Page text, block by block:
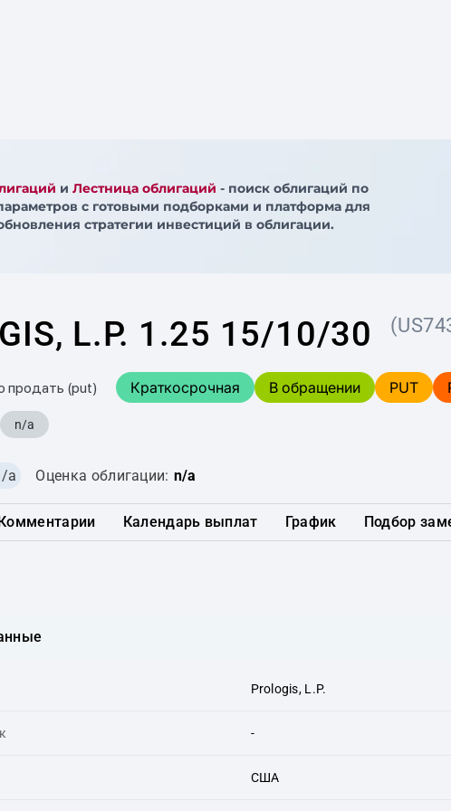
и Лестница облигаций - поиск облигаций по
с готовыми подборками и платформа для
стратегии инвестиций в облигации.
L.P. 1.25 15/10/30
продать (put) Краткосрочная В обращении PUT
n/a
a Оценка облигации: n/a
Календарь выплат График Подбор
Prologis, L.P.
-
США